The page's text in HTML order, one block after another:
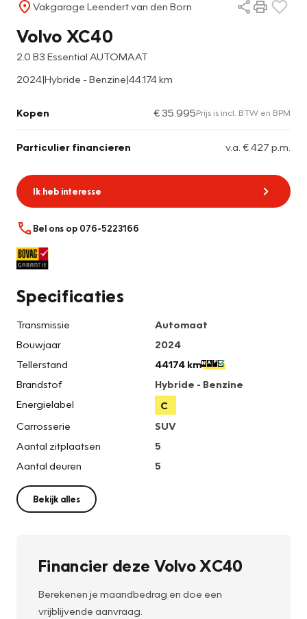
Vakgarage Leendert van den Born
Volvo XC40
2.0 B3 Essential AUTOMAAT
2024|Hybride - Benzine|44.174 km
Kopen € 35.995Prijs is incl. BTW en BPM
Particulier financieren v.a. € 427 p.m.
Ik heb interesse
Bel ons op 076-5223166
Specificaties
Transmissie
Automaat
Bouwjaar
2024
Tellerstand
44174 km
Brandstof
Hybride - Benzine
Energielabel
C
Carrosserie
SUV
Aantal zitplaatsen
5
Aantal deuren
5
Bekijk alles
Financier deze Volvo XC40
Berekenen je maandbedrag en doe een
vrijblijvende aanvraag.